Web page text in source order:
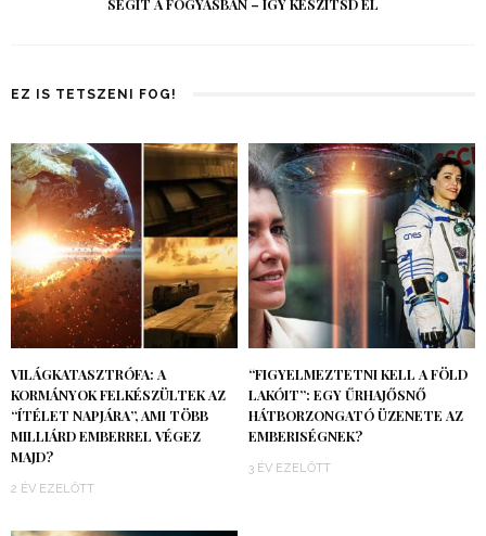
SEGÍT A FOGYÁSBAN – ÍGY KÉSZÍTSD EL
EZ IS TETSZENI FOG!
VILÁGKATASZTRÓFA: A
KORMÁNYOK FELKÉSZÜLTEK AZ
“ÍTÉLET NAPJÁRA”, AMI TÖBB
MILLIÁRD EMBERREL VÉGEZ
MAJD?
2 ÉV EZELŐTT
“FIGYELMEZTETNI KELL A FÖLD
LAKÓIT”: EGY ŰRHAJŐSNŐ
HÁTBORZONGATÓ ÜZENETE AZ
EMBERISÉGNEK?
3 ÉV EZELŐTT